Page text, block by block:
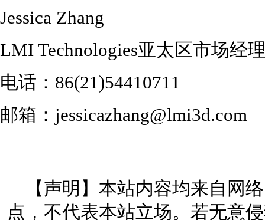
Jessica Zhang
LMI Technologies亚太区市场经
电话：86(21)54410711
邮箱：jessicazhang@lmi3d.com
【声明】本站内容均来自网
点，不代表本站立场。若无意